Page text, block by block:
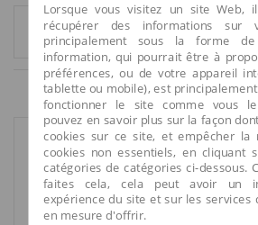
Lorsque vous visitez un site Web,
récupérer des informations sur
principalement sous la forme
information, qui pourrait être à
préférences, ou de votre appareil
tablette ou mobile), est
fonctionner le site comme vous le
pouvez en savoir plus sur la façon
cookies sur ce site, et empêcher la
cookies non essentiels, en cliquant
catégories de catégories ci-dessous.
faites cela, cela peut avoir un
expérience du site et sur les services
en mesure d'offrir.
1
Résultats 1 - 6 sur 7.